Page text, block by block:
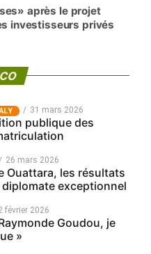
après le projet
investisseurs privés
31 mars 2026
publique des
26 mars 2026
Ouattara, les résultats
diplomate exceptionnel
février 2026
Goudou, je
»